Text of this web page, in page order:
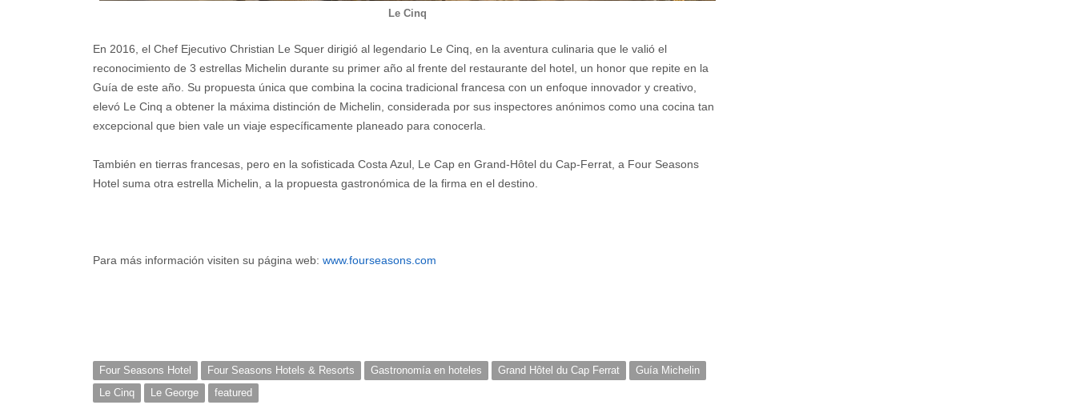
Le Cinq
En 2016, el Chef Ejecutivo Christian Le Squer dirigió al legendario Le Cinq, en la aventura culinaria que le valió el
reconocimiento de 3 estrellas Michelin durante su primer año al frente del restaurante del hotel, un honor que repite en la
Guía de este año. Su propuesta única que combina la cocina tradicional francesa con un enfoque innovador y creativo,
elevó Le Cinq a obtener la máxima distinción de Michelin, considerada por sus inspectores anónimos como una cocina tan
excepcional que bien vale un viaje específicamente planeado para conocerla.
También en tierras francesas, pero en la sofisticada Costa Azul, Le Cap en Grand-Hôtel du Cap-Ferrat, a Four Seasons
Hotel suma otra estrella Michelin, a la propuesta gastronómica de la firma en el destino.
Para más información visiten su página web: www.fourseasons.com
Four Seasons Hotel Four Seasons Hotels & Resorts Gastronomía en hoteles Grand Hôtel du Cap Ferrat
Guía Michelin
Le Cinq
Le George featured